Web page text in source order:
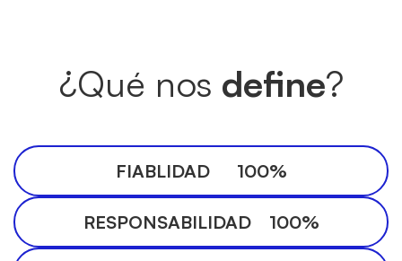
¿Qué nos define?
FIABLIDAD 100%
RESPONSABILIDAD 100%